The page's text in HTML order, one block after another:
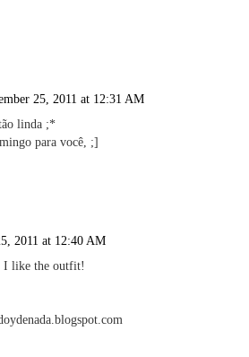
25, 2011 at 12:31 AM
linda ;*
para você, ;]
2011 at 12:40 AM
I like the outfit!